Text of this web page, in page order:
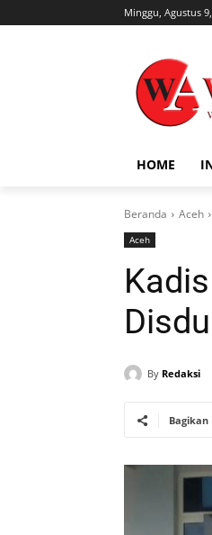
Minggu, Agustus
HOME
Beranda Aceh
Aceh
By Redaksi
Bagikan